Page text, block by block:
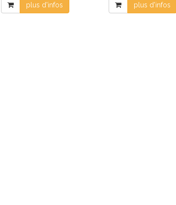
plus d'infos plus d'infos